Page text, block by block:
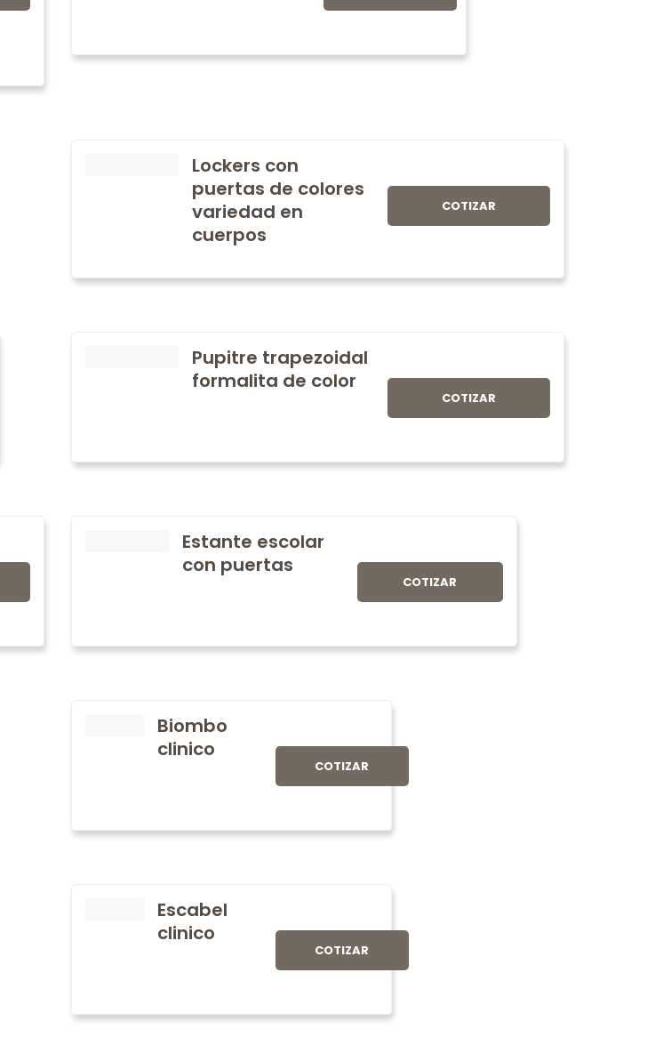
Lockers con
puertas de colores
variedad en
cuerpos
COTIZAR
Pupitre trapezoidal
formalita de color
COTIZAR
Estante escolar
con puertas
COTIZAR
Biombo
clinico
COTIZAR
Escabel
clinico
COTIZAR